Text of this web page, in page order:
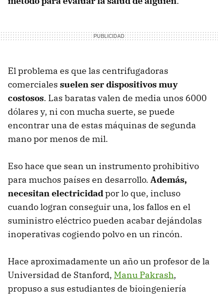
El problema es que las centrifugadoras
comerciales suelen ser dispositivos muy
costosos. Las baratas valen de media unos 6000
dólares y, ni con mucha suerte, se puede
encontrar una de estas máquinas de segunda
mano por menos de mil.
Eso hace que sean un instrumento prohibitivo
para muchos países en desarrollo. Además,
necesitan electricidadpor lo que, incluso
cuando logran conseguir una, los fallos en el
suministro eléctrico pueden acabar dejándolas
inoperativas cogiendo polvo en un rincón.
Hace aproximadamente un año un profesor de la
Universidad de Stanford, Manu Pakrash,
propuso a sus estudiantes de bioingeniería